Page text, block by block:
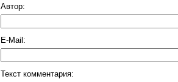
Автор:
E-Mail:
Текст комментария: